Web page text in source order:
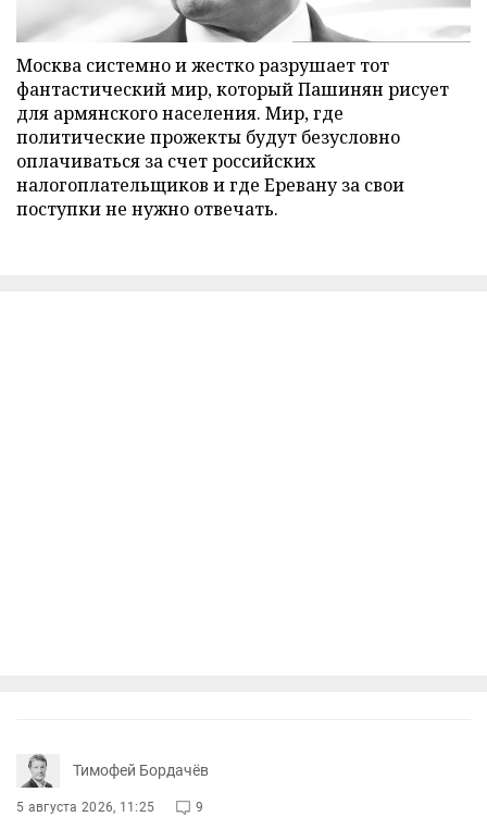
Москва системно и жестко разрушает тот
фантастический мир, который Пашинян рисует
для армянского населения. Мир, где
политические прожекты будут безусловно
оплачиваться за счет российских
налогоплательщиков и где Еревану за свои
поступки не нужно отвечать.
Тимофей Бордачёв
5 августа 2026, 11:25 9